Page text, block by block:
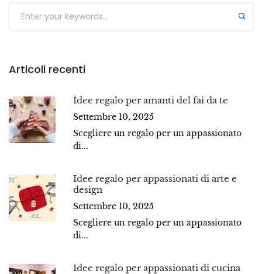
Submit
Articoli recenti
Idee regalo per amanti del fai da te
Settembre 10, 2025
Scegliere un regalo per un appassionato
di...
Idee regalo per appassionati di arte e
design
Settembre 10, 2025
Scegliere un regalo per un appassionato
di...
Idee regalo per appassionati di cucina